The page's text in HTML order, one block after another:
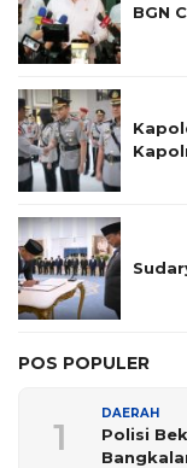
BGN
POS POPULER
1
DAERAH
Polisi